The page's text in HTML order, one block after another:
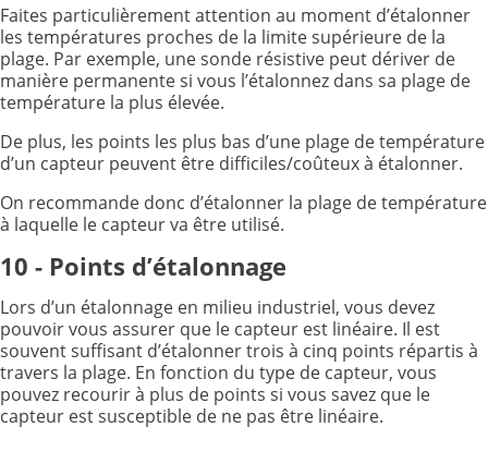
Faites particulièrement attention au moment d’étalonner
les températures proches de la limite supérieure de la
plage. Par exemple, une sonde résistive peut dériver de
manière permanente si vous l’étalonnez dans sa plage de
température la plus élevée.
De plus, les points les plus bas d’une plage de température
d’un capteur peuvent être difficiles/coûteux à étalonner.
On recommande donc d’étalonner la plage de température
à laquelle le capteur va être utilisé.
10 - Points d’étalonnage
Lors d’un étalonnage en milieu industriel, vous devez
pouvoir vous assurer que le capteur est linéaire. Il est
souvent suffisant d’étalonner trois à cinq points répartis à
travers la plage. En fonction du type de capteur, vous
pouvez recourir à plus de points si vous savez que le
capteur est susceptible de ne pas être linéaire.